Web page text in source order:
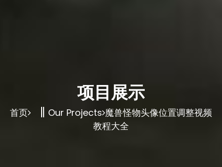
项目展示
首页 Our Projects 魔兽怪物头像位置调整视频
教程大全